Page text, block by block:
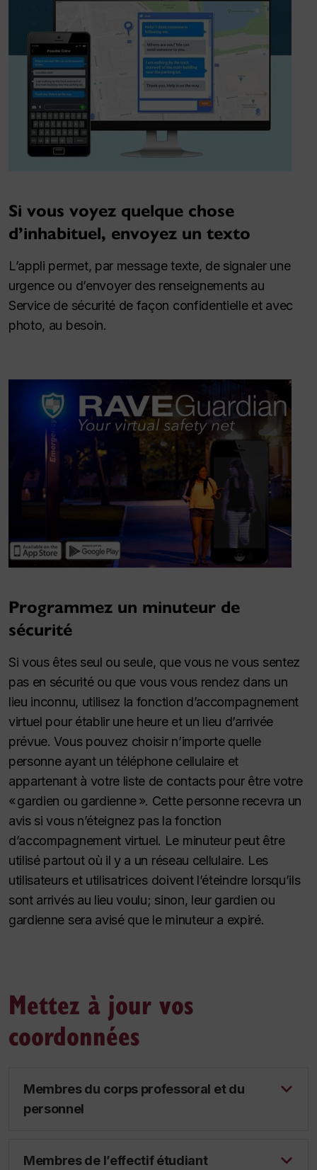
Si vous voyez quelque chose
d’inhabituel, envoyez un texto
L’appli permet, par message texte, de signaler une
urgence ou d’envoyer des renseignements au
Service de sécurité de façon confidentielle et avec
photo, au besoin.
Programmez un minuteur de
sécurité
Si vous êtes seul ou seule, que vous ne vous sentez
pas en sécurité ou que vous vous rendez dans un
lieu inconnu, utilisez la fonction d’accompagnement
virtuel pour établir une heure et un lieu d’arrivée
prévue. Vous pouvez choisir n’importe quelle
personne ayant un téléphone cellulaire et
appartenant à votre liste de contacts pour être votre
« gardien ou gardienne ». Cette personne recevra un
avis si vous n’éteignez pas la fonction
d’accompagnement virtuel. Le minuteur peut être
utilisé partout où il y a un réseau cellulaire. Les
utilisateurs et utilisatrices doivent l’éteindre lorsqu’ils
sont arrivés au lieu voulu; sinon, leur gardien ou
gardienne sera avisé que le minuteur a expiré.
Mettez à jour vos
coordonnées
Membres du corps professoral et du
personnel
Membres de l’effectif étudiant